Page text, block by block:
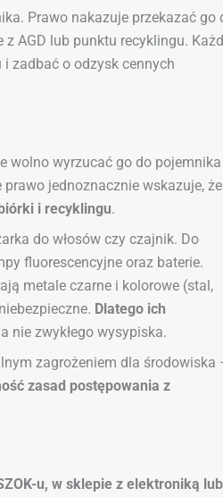
Prawo nakazuje przekazać go
AGD lub punktu recyklingu.
zadbać o odzysk cennych
wolno wyrzucać go do
jednoznacznie wskazuje, że
i recyklingu.
do włosów czy czajnik. Do
fluorescencyjne oraz baterie.
metale czarne i kolorowe (stal,
Dlatego ich
a nie zwykłego wysypiska.
zagrożeniem dla środowiska
zasad postępowania z
u, w sklepie z elektroniką lub